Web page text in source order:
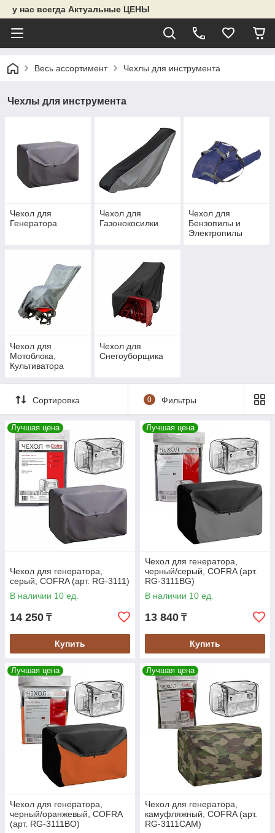
у нас всегда Актуальные ЦЕНЫ
Весь ассортимент Чехлы для инструмента
Чехлы для инструмента
Чехол для
Генератора
Чехол для
Газонокосилки
Чехол для
Бензопилы и
Электропилы
Чехол для
Мотоблока,
Культиватора
Чехол для
Снегоуборщика
Сортировка 0 Фильтры
Лучшая цена
Чехол для генератора,
серый, COFRA (арт. RG-3111)
В наличии 10 ед.
14 250 ₸
Купить
Лучшая цена
Чехол для генератора,
черный/серый, COFRA (арт.
RG-3111BG)
В наличии 10 ед.
13 840 ₸
Купить
Лучшая цена
Чехол для генератора,
черный/оранжевый, COFRA
(арт. RG-3111BO)
Лучшая цена
Чехол для генератора,
камуфляжный, COFRA (арт.
RG-3111CAM)